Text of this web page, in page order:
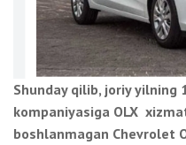
Shunday qilib, joriy
kompaniyasiga OLX
boshlanmagan Chevrolet